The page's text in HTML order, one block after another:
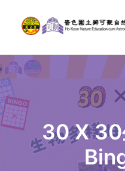
中心介紹
學界課程
天文館
博物天地
30 X 30